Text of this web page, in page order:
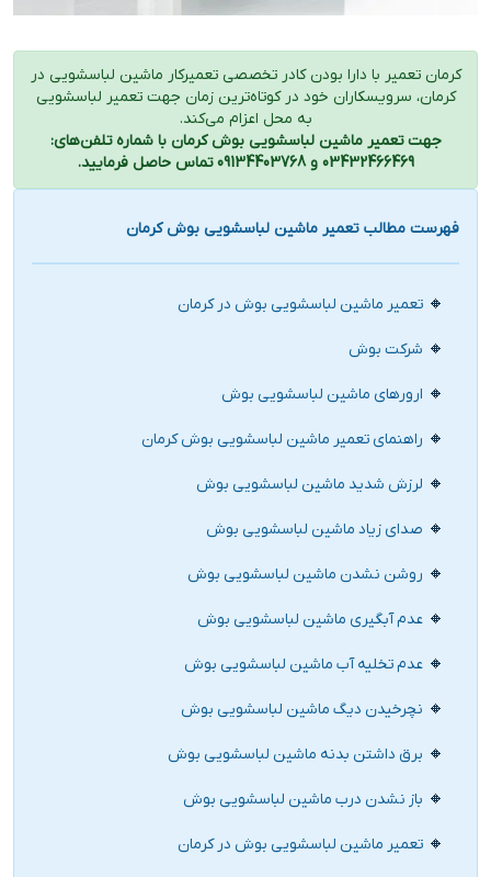
کرمان تعمیر با دارا بودن کادر تخصصی تعمیرکار ماشین لباسشویی در
کرمان، سرویسکاران خود در کوتاه‌ترین زمان جهت تعمیر لباسشویی
به محل اعزام می‌کند.
جهت تعمیر ماشین لباسشویی بوش کرمان با شماره تلفن‌های:
03432466469 و 09134403768 تماس حاصل فرمایید.
فهرست مطالب تعمیر ماشین لباسشویی بوش کرمان
تعمیر ماشین لباسشویی بوش در کرمان
شرکت بوش
ارورهای ماشین لباسشویی بوش
راهنمای تعمیر ماشین لباسشویی بوش کرمان
لرزش شدید ماشین لباسشویی بوش
صدای زیاد ماشین لباسشویی بوش
روشن نشدن ماشین لباسشویی بوش
عدم آبگیری ماشین لباسشویی بوش
عدم تخلیه آب ماشین لباسشویی بوش
نچرخیدن دیگ ماشین لباسشویی بوش
برق داشتن بدنه ماشین لباسشویی بوش
باز نشدن درب ماشین لباسشویی بوش
تعمیر ماشین لباسشویی بوش در کرمان